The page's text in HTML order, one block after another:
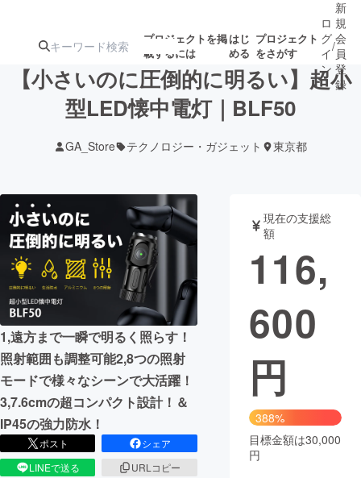
プロジェクトを掲
載するには
はじ
める
プロジェクト
をさがす
ターン
ジェクト
募集終了が近いプ
ロジェクト
もうすぐ公開
されます
アート・写真 音楽
テクノロジー・ガジェット ゲーム・サ
映像・映画
ビジネス・起業
まちづくり・地域活性化
CAMPFIRE for Social Good CAMPFIRE Creation
CAMPFIREふるさと納税
コミュニティ
ロ
グ
イ
ン
/
新
規
会
員
登
録
【小さいのに圧倒的に明るい】超小
型LED懐中電灯｜BLF50
GA_Store テクノロジー・ガジェット 東京都
1,遠方まで一瞬で明るく照らす！
照射範囲も調整可能2,8つの照射
モードで様々なシーンで大活躍！
3,7.6cmの超コンパクト設計！＆
IP45の強力防水！
ポスト
シェア
LINEで送る
URLコピー
現在の支援総
額
116,
600
円
388%
目標金額は30,000
円